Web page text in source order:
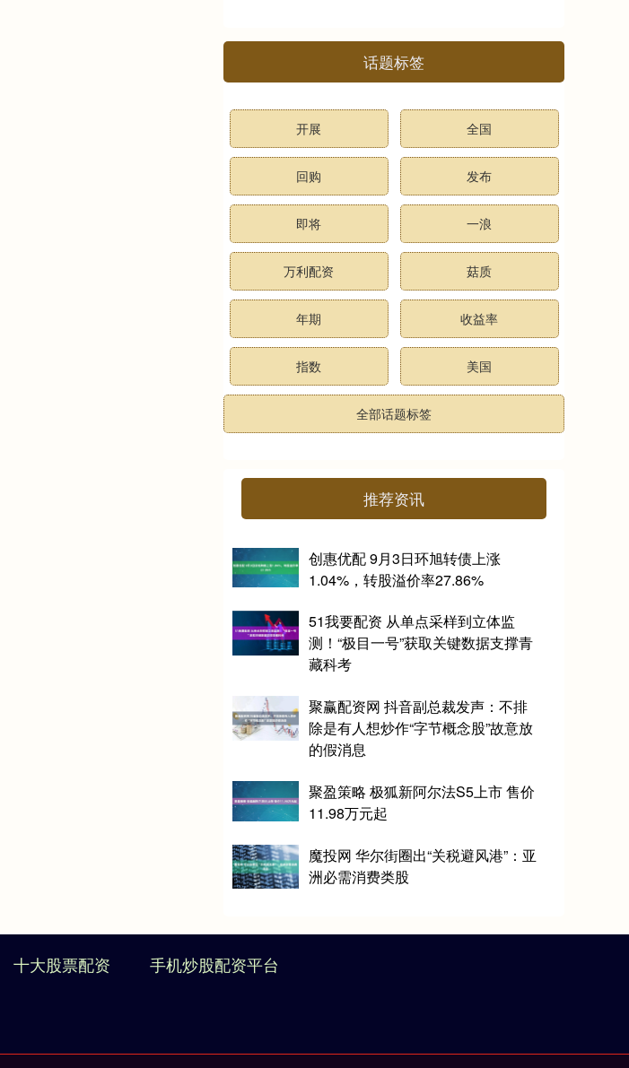
话题标签
开展 全国
回购 发布
即将 一浪
万利配资 菇质
年期 收益率
指数 美国
全部话题标签
推荐资讯
创惠优配 9月3日环旭转债上涨
1.04%，转股溢价率27.86%
51我要配资 从单点采样到立体监
测！“极目一号”获取关键数据支撑青
藏科考
聚赢配资网 抖音副总裁发声：不排
除是有人想炒作“字节概念股”故意放
的假消息
聚盈策略 极狐新阿尔法S5上市 售价
11.98万元起
魔投网 华尔街圈出“关税避风港”：亚
洲必需消费类股
十大股票配资 手机炒股配资平台